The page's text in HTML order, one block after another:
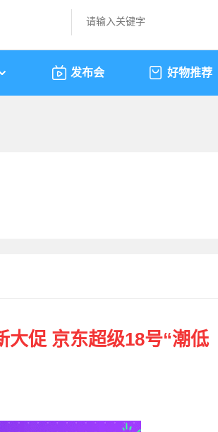
发布会 好物推荐
促 京东超级18号“潮低